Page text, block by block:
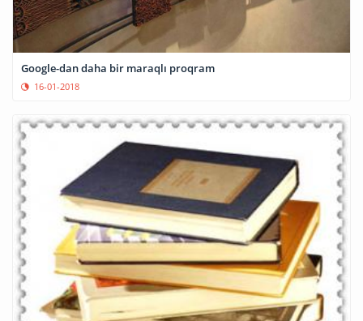
Google-dan daha bir maraqlı proqram
16-01-2018